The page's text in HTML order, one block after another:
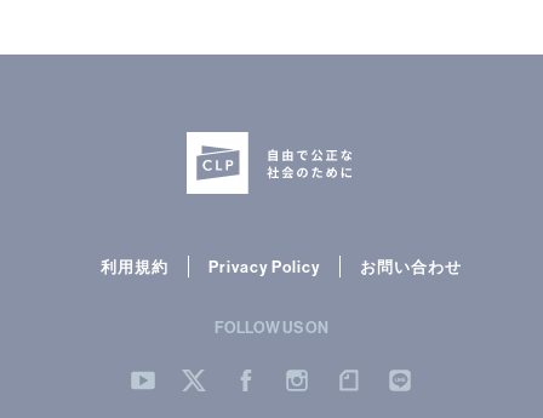
市民と
利用規約 Privacy Policy お問い合わせ
FOLLOW US ON